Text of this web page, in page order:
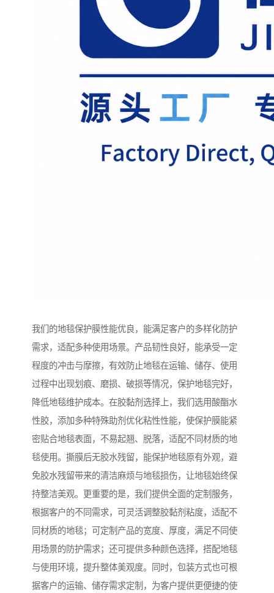
我们的地毯保护膜性能优良，能满足客户的多样化防护
需求，适配多种使用场景。产品韧性良好，能承受一定
程度的冲击与摩擦，有效防止地毯在运输、储存、使用
过程中出现划痕、磨损、破损等情况，保护地毯完好，
降低地毯维护成本。在胶黏剂选择上，我们选用酸酯水
性胶，添加多种特殊助剂优化粘性性能，使保护膜能紧
密贴合地毯表面，不易起翘、脱落，适配不同材质的地
毯使用。撕膜后无胶水残留，能保护地毯原有外观，避
免胶水残留带来的清洁麻烦与地毯损伤，让地毯始终保
持整洁美观。更重要的是，我们提供全面的定制服务，
根据客户的不同需求，可灵活调整胶黏剂粘度，适配不
同材质的地毯；可定制产品的宽度、厚度，满足不同使
用场景的防护需求；还可提供多种颜色选择，搭配地毯
与使用环境，提升整体美观度。同时，包装方式也可根
据客户的运输、储存需求定制，为客户提供更便捷的使